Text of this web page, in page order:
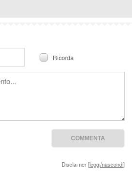
Ricorda
Disclaimer [leggi/nascondi]